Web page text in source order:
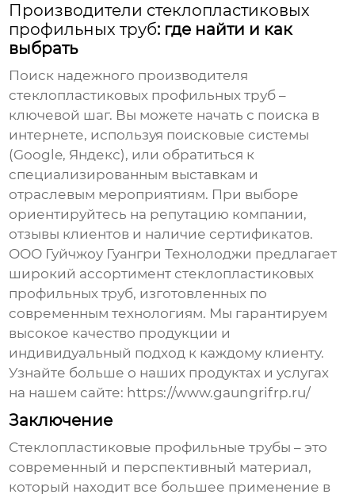
Производители стеклопластиковых
профильных труб: где найти и как
выбрать
Поиск надежного производителя
стеклопластиковых профильных труб –
ключевой шаг. Вы можете начать с поиска в
интернете, используя поисковые системы
(Google, Яндекс), или обратиться к
специализированным выставкам и
отраслевым мероприятиям. При выборе
ориентируйтесь на репутацию компании,
отзывы клиентов и наличие сертификатов.
ООО Гуйчжоу Гуангри Технолоджи предлагает
широкий ассортимент стеклопластиковых
профильных труб, изготовленных по
современным технологиям. Мы гарантируем
высокое качество продукции и
индивидуальный подход к каждому клиенту.
Узнайте больше о наших продуктах и услугах
на нашем сайте: https://www.gaungrifrp.ru/
Заключение
Стеклопластиковые профильные трубы – это
современный и перспективный материал,
который находит все большее применение в